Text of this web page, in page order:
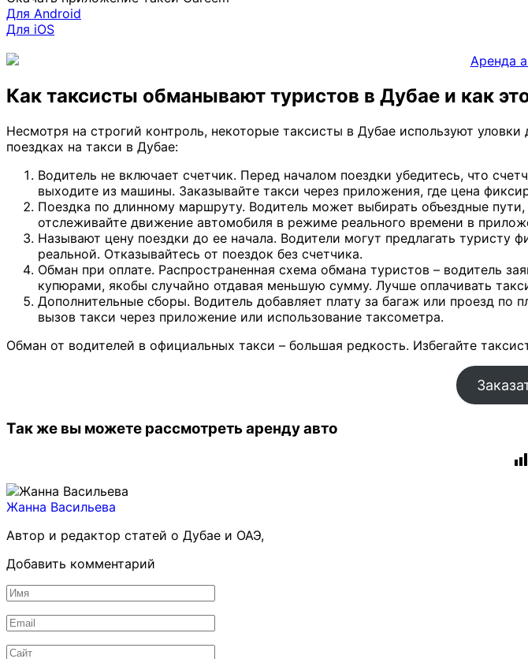
Для Android
Для iOS
Как таксисты обманывают туристов в Дубае и как
Несмотря на строгий контроль, некоторые таксисты в Дубае используют
поездках на такси в Дубае:
Водитель не включает счетчик. Перед началом поездки убедитесь, что
выходите из машины. Заказывайте такси через приложения, где цена
Поездка по длинному маршруту. Водитель может выбирать объездные
отслеживайте движение автомобиля в режиме реального времени в
Называют цену поездки до ее начала. Водители могут предлагать туристу
реальной. Отказывайтесь от поездок без счетчика.
Обман при оплате. Распространенная схема обмана туристов – водитель
купюрами, якобы случайно отдавая меньшую сумму. Лучше оплачивать
Дополнительные сборы. Водитель добавляет плату за багаж или проезд
вызов такси через приложение или использование таксометра.
Обман от водителей в официальных такси – большая редкость. Избегайте
Так же вы можете рассмотреть аренду авто
Жанна Васильева
Автор и редактор статей о Дубае и ОАЭ,
Добавить комментарий
Имя
Email
Сайт